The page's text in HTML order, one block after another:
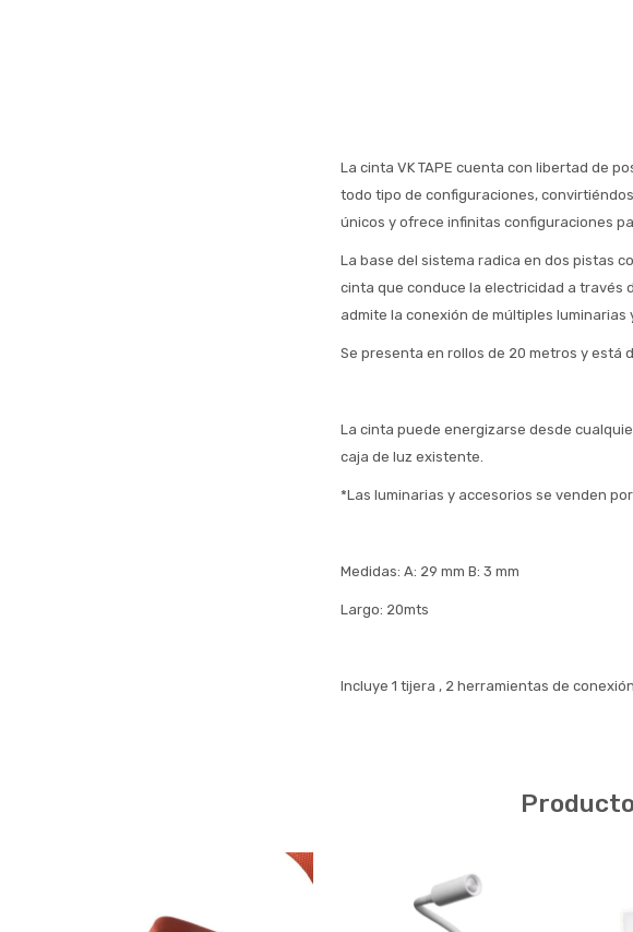
La cinta VK TAPE cuenta con libertad de
todo tipo de configuraciones,
únicos y ofrece infinitas configuraciones
La base del sistema radica en dos pistas
cinta que conduce la electricidad a través
admite la conexión de múltiples
Se presenta en rollos de 20 metros y está
La cinta puede energizarse desde
caja de luz existente.
*Las luminarias y accesorios se venden
Medidas: A: 29 mm B: 3 mm
Largo: 20mts
Incluye 1 tijera , 2 herramientas de